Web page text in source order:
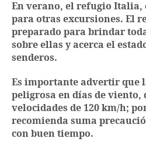
En verano, el refugio Italia,
para otras excursiones. El
preparado para brindar
sobre ellas y acerca el
senderos.
Es importante advertir que
peligrosa en días de viento,
velocidades de 120 km/h;
recomienda suma
con buen tiempo.